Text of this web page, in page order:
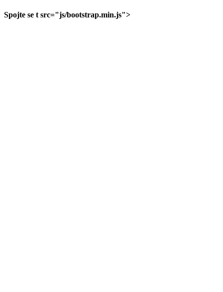
Spojte se t src="js/bootstrap.min.js">